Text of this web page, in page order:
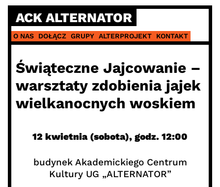
Skip
content
ACK ALTERNATOR
O NAS DOŁĄCZ GRUPY ALTERPROJEKT KONTAKT
Świąteczne Jajcowanie –
warsztaty zdobienia jajek
wielkanocnych woskiem
12 kwietnia (sobota), godz. 12:00
budynek Akademickiego Centrum
Kultury UG „ALTERNATOR”